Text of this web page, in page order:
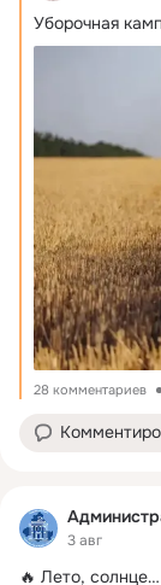
Уборочная
28 комментариев
3 авг
🔥 Лето,